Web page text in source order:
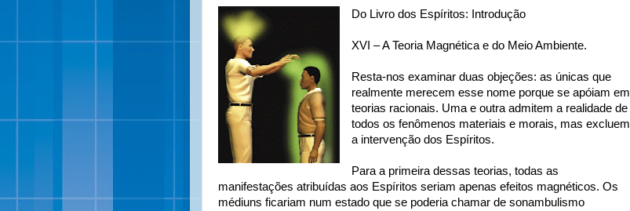
Do Livro dos Espíritos: Introdução
XVI – A Teoria Magnética e do Meio Ambiente.
Resta-nos examinar duas objeções: as únicas que
realmente merecem esse nome porque se apóiam em
teorias racionais. Uma e outra admitem a realidade de
todos os fenômenos materiais e morais, mas excluem
a intervenção dos Espíritos.
Para a primeira dessas teorias, todas as
manifestações atribuídas aos Espíritos seriam apenas efeitos magnéticos. Os
médiuns ficariam num estado que se poderia chamar de sonambulismo